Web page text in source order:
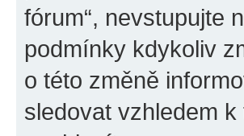
fórum“, nevstupujte
podmínky kdykoliv
o této změně
sledovat vzhledem